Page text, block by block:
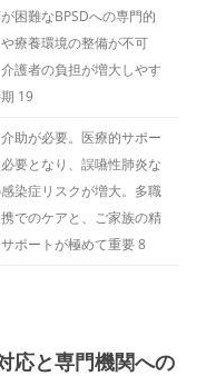
困難なBPSDへの専門的
療養環境の整備が不可
護者の負担が増大しやす
19
助が必要。医療的サポー
必要となり、誤嚥性肺炎な
染症リスクが増大。多職
でのケアと、ご家族の精
ポートが極めて重要8
応と専門機関への